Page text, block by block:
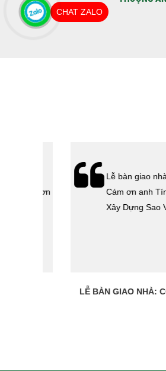
Lễ bàn giao nhà cho
Cám ơn anh Tính đã
Xây Dựng Sao Việt.
LỄ BÀN GIAO NHÀ: CÔ
CHAT ZALO